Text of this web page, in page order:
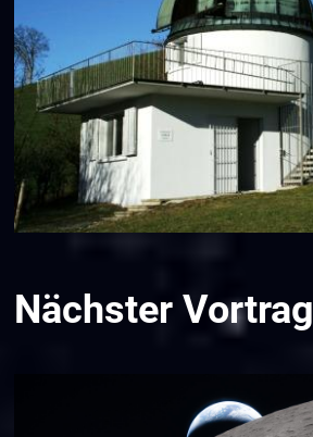
Nächster Vortrag